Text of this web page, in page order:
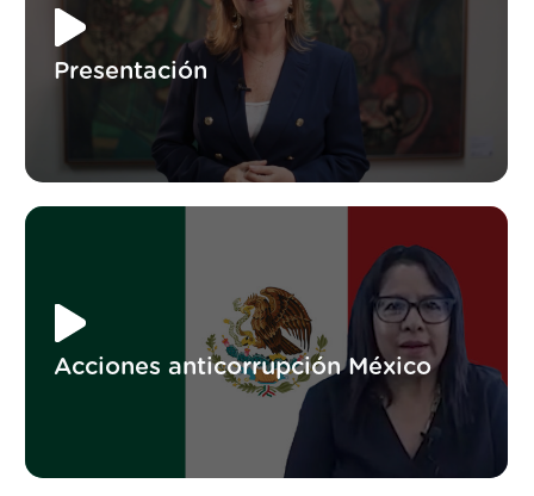
Presentación
Acciones anticorrupción México